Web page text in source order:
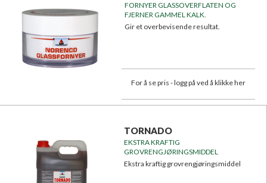
FORNYER GLASSOVERFLATEN OG
FJERNER GAMMEL KALK.
Gir et overbevisende resultat.
For å se pris - logg på ved å klikke her
TORNADO
EKSTRA KRAFTIG
GROVRENGJØRINGSMIDDEL
Ekstra kraftig grovrengjøringsmiddel